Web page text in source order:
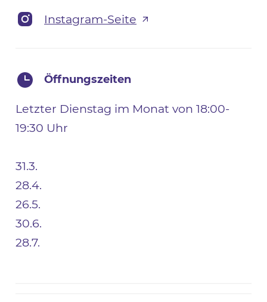
Instagram-Seite
Öffnungszeiten
Letzter Dienstag im Monat von 18:00-
19:30 Uhr
31.3.
28.4.
26.5.
30.6.
28.7.